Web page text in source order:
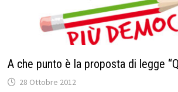
A che punto è la proposta di legge
28 Ottobre 2012